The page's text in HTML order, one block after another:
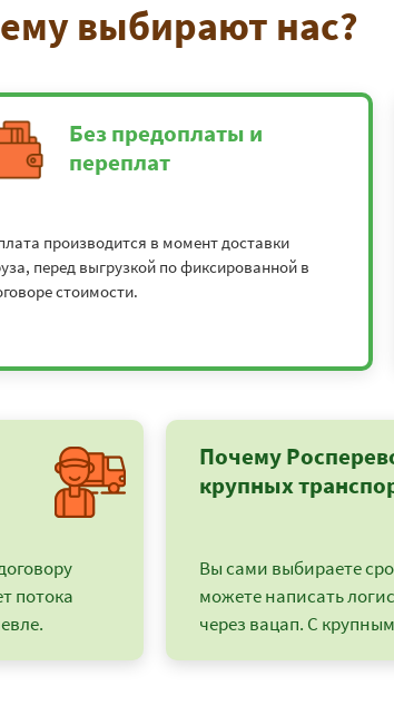
выбирают нас?
Без предоплаты и
переплат
производится в момент доставки
перед выгрузкой по фиксированной в
стоимости.
потока
Почему
крупных
Вы сами выбираете
можете написать
через вацап. С